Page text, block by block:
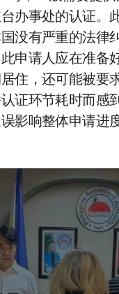
办事处的认证。
没有严重的法律
申请人应在准备
住，还可能被要
证环节耗时而感
影响整体申请进度